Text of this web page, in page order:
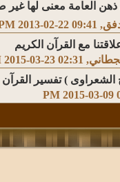
‏, 2013-02-22 09:41 PM
مع القرآن الكريم
‏, 2015-03-23 02:31 AM
) تفسير القرآن